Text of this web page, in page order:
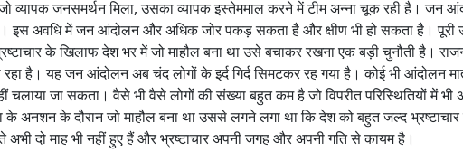
व्यापक जनसमर्थन मिला, उसका व्यापक इस्तेममाल करने में टीम अन्ना चूक रही है। जन
इस अवधि में जन आंदोलन और अधिक जोर पकड़ सकता है और क्षीण भी हो सकता है। पूरी
के खिलाफ देश भर में जो माहौल बना था उसे बचाकर रखना एक बड़ी चुनौती है।
है। यह जन आंदोलन अब चंद लोगों के इर्द गिर्द सिमटकर रह गया है। कोई भी आंदोलन
जा सकता। वैसे भी वैसे लोगों की संख्या बहुत कम है जो विपरीत परिस्थितियों में भी
अनशन के दौरान जो माहौल बना था उससे लगने लगा था कि देश को बहुत जल्द
दो माह भी नहीं हुए हैं और भ्रष्टाचार अपनी जगह और अपनी गति से कायम है।